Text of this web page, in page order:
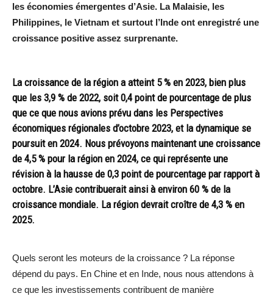
les économies émergentes d’Asie. La Malaisie, les
Philippines, le Vietnam et surtout l’Inde ont enregistré une
croissance positive assez surprenante.
La croissance de la région a atteint 5 % en 2023, bien plus
que les 3,9 % de 2022, soit 0,4 point de pourcentage de plus
que ce que nous avions prévu dans les Perspectives
économiques régionales d’octobre 2023, et la dynamique se
poursuit en 2024. Nous prévoyons maintenant une croissance
de 4,5 % pour la région en 2024, ce qui représente une
révision à la hausse de 0,3 point de pourcentage par rapport à
octobre. L’Asie contribuerait ainsi à environ 60 % de la
croissance mondiale. La région devrait croître de 4,3 % en
2025.
Quels seront les moteurs de la croissance ? La réponse
dépend du pays. En Chine et en Inde, nous nous attendons à
ce que les investissements contribuent de manière